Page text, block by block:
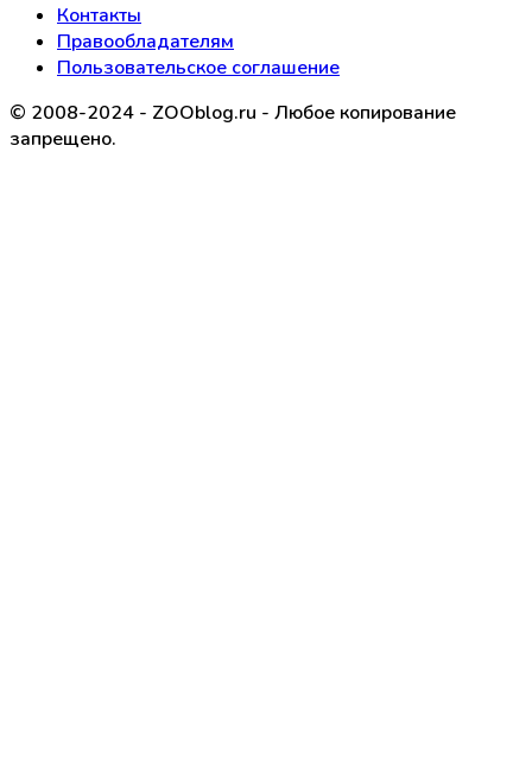
Контакты
Правообладателям
Пользовательское соглашение
© 2008-2024 - ZOOblog.ru - Любое копирование
запрещено.